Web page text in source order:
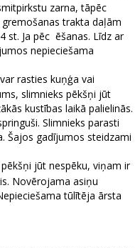
zarna, tāpēc
trakta daļām
Ja pēc ēšanas. Līdz ar
nepieciešama
rasties kuņģa vai
slimnieks pēkšņi jūt
kustības laikā palielinās.
Slimnieks parasti
Šajos gadījumos steidzami
jūt nespēku, viņam ir
Novērojama asiņu
tūlītēja ārsta